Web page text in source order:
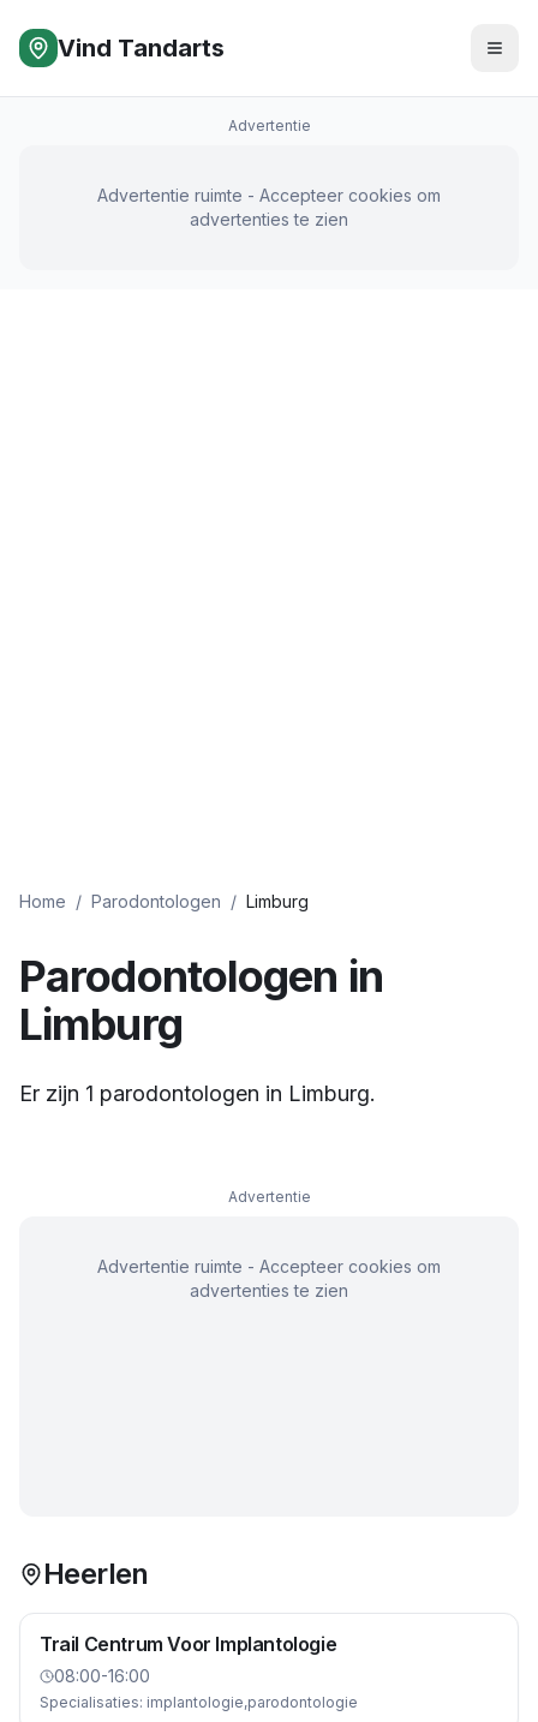
Vind Tandarts
Advertentie
Advertentie ruimte - Accepteer cookies om
advertenties te zien
Home / Parodontologen / Limburg
Parodontologen in
Limburg
Er zijn 1 parodontologen in Limburg.
Advertentie
Advertentie ruimte - Accepteer cookies om
advertenties te zien
Heerlen
Trail Centrum Voor Implantologie
08:00-16:00
Specialisaties: implantologie,parodontologie